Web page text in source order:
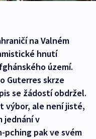
na Valném
hnutí
území.
Guterres skrze
se žádostí obdržel.
výbor, ale není jisté,
jednání v
pching pak ve svém